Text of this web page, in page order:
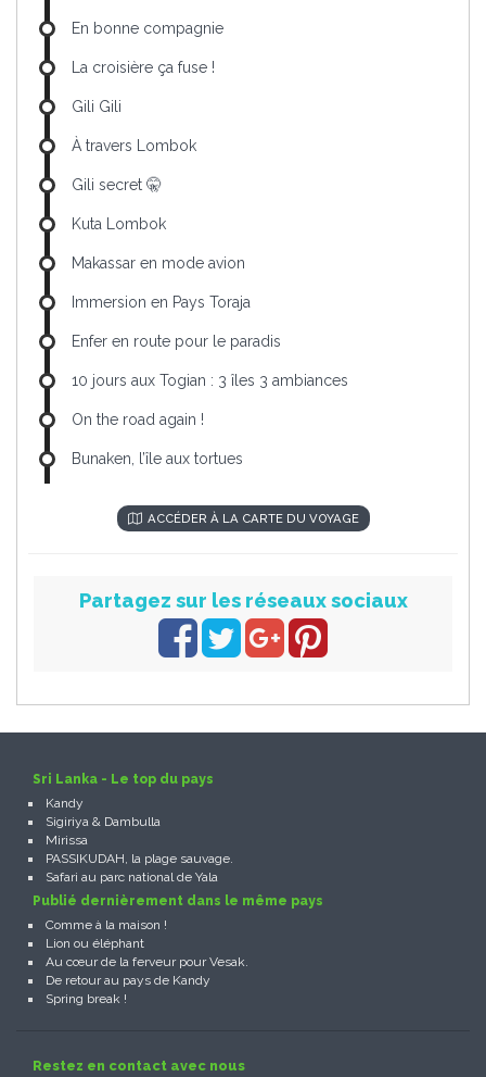
En bonne compagnie
La croisière ça fuse !
Gili Gili
À travers Lombok
Gili secret 🤫
Kuta Lombok
Makassar en mode avion
Immersion en Pays Toraja
Enfer en route pour le paradis
10 jours aux Togian : 3 îles 3 ambiances
On the road again !
Bunaken, l’île aux tortues
ACCÉDER À LA CARTE DU VOYAGE
Partagez sur les réseaux sociaux
Sri Lanka - Le top du pays
Kandy
Sigiriya & Dambulla
Mirissa
PASSIKUDAH, la plage sauvage.
Safari au parc national de Yala
Publié dernièrement dans le même pays
Comme à la maison !
Lion ou éléphant
Au cœur de la ferveur pour Vesak.
De retour au pays de Kandy
Spring break !
Restez en contact avec nous